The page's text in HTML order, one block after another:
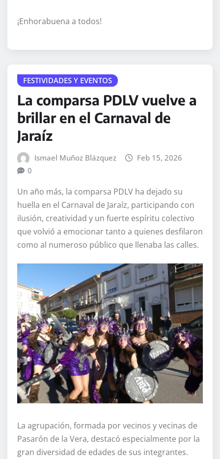
¡Enhorabuena a todos!
FESTIVIDADES Y EVENTOS
La comparsa PDLV vuelve a
brillar en el Carnaval de
Jaraíz
Ismael Muñoz Blázquez
Feb 15, 2026
0
Un año más, la comparsa PDLV ha dejado su
huella en el Carnaval de Jaraíz, participando con
ilusión, creatividad y un fuerte espíritu colectivo
que volvió a emocionar tanto a quienes desfilaron
como al numeroso público que llenaba las calles.
La agrupación, formada por vecinos y vecinas de
Pasarón de la Vera, destacó especialmente por la
gran diversidad de edades de sus integrantes.